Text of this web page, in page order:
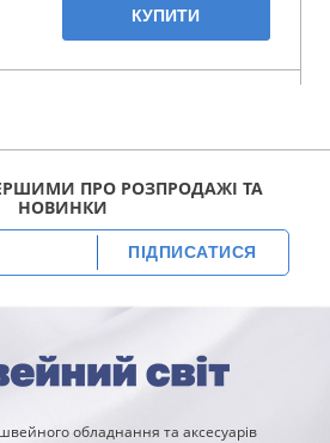
КУПИТИ
ПРО РОЗПРОДАЖІ ТА
НОВИНКИ
ПІДПИСАТИСЯ
обладнання та аксесуарів